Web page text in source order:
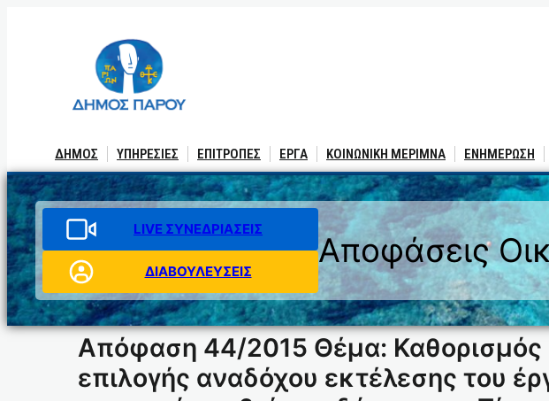
ΔΗΜΟΣ ΥΠΗΡΕΣΙΕΣ ΕΠΙΤΡΟΠΕΣ ΕΡΓΑ ΚΟΙΝΩΝΙΚΗ ΜΕΡΙΜΝΑ ΕΝΗΜΕΡΩΣΗ
LIVE ΣΥΝΕΔΡΙΑΣΕΙΣ
ΔΙΑΒΟΥΛΕΥΣΕΙΣ
Αποφάσεις
Απόφαση 44/2015 Θέμα: Καθορισμός
επιλογής αναδόχου εκτέλεσης του